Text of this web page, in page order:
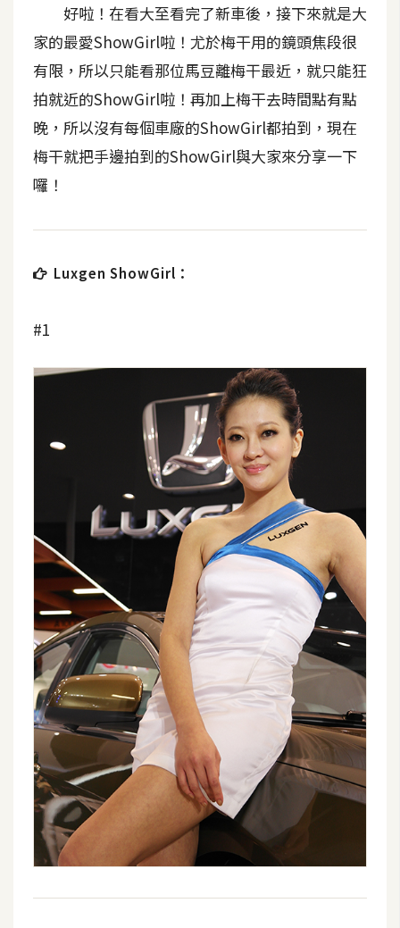
開
箱
梅
開
發
門
章
導
作
提
案
好啦！在看大至看完了新車後，接下來就是大
家的最愛ShowGirl啦！尤於梅干用的鏡頭焦段很
有限，所以只能看那位馬豆離梅干最近，就只能狂
拍就近的ShowGirl啦！再加上梅干去時間點有點
晚，所以沒有每個車廠的ShowGirl都拍到，現在
梅干就把手邊拍到的ShowGirl與大家來分享一下
囉！
Luxgen ShowGirl：
#1